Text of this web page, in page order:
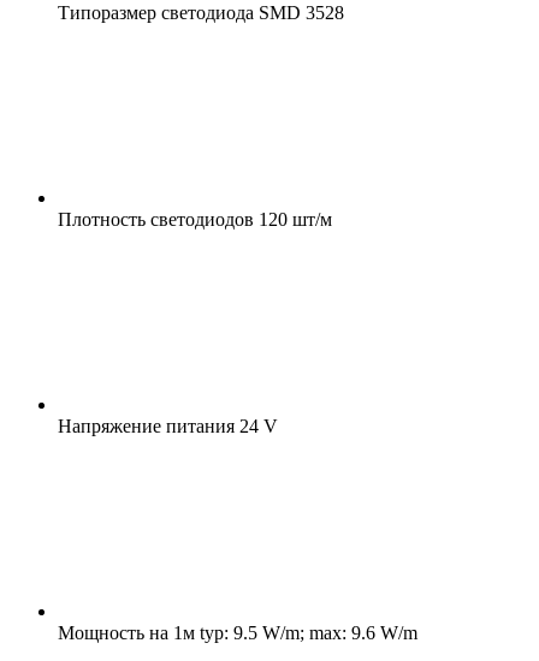
Типоразмер светодиода SMD 3528
Плотность светодиодов 120 шт/м
Напряжение питания 24 V
Мощность на 1м typ: 9.5 W/m; max: 9.6 W/m